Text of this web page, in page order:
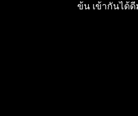
ข้น เข้ากันได้